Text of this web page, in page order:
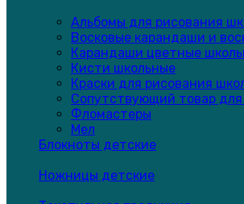
Альбомы для рисования
Восковые карандаши и
Карандаши цветные
Кисти школьные
Краски для рисования
Сопутствующий товар для
Фломастеры
Мел
Блокноты детские
Ножницы детские